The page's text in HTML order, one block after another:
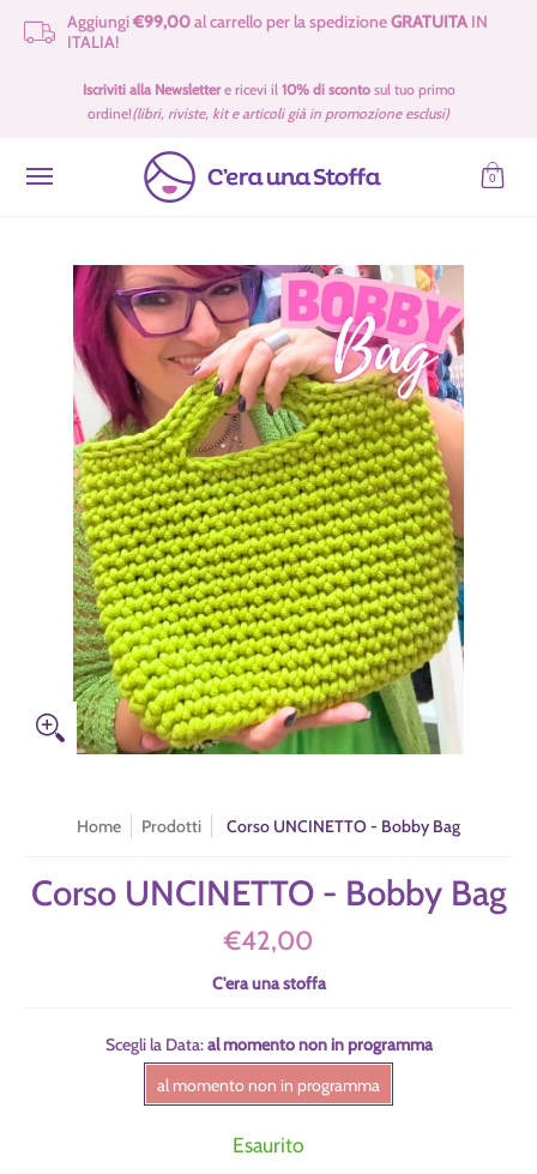
Passa al contenuto principale
Aggiungi€99,00al carrello per la spedizioneGRATUITA IN
ITALIA!
Idee Regalo 🎁
Offerte Filati 🧶
Iscriviti alla Newslettere ricevi il 10% di sconto sul tuo primo
ordine!(libri, riviste, kit e articoli già in promozione esclusi)
0
Passa al contenuto principale
Home Prodotti Corso UNCINETTO - Bobby Bag
Corso UNCINETTO - Bobby Bag
€42,00
C'era una stoffa
Scegli la Data:al momento non in programma
al momento non in programma
al momento non in programma
Esaurito